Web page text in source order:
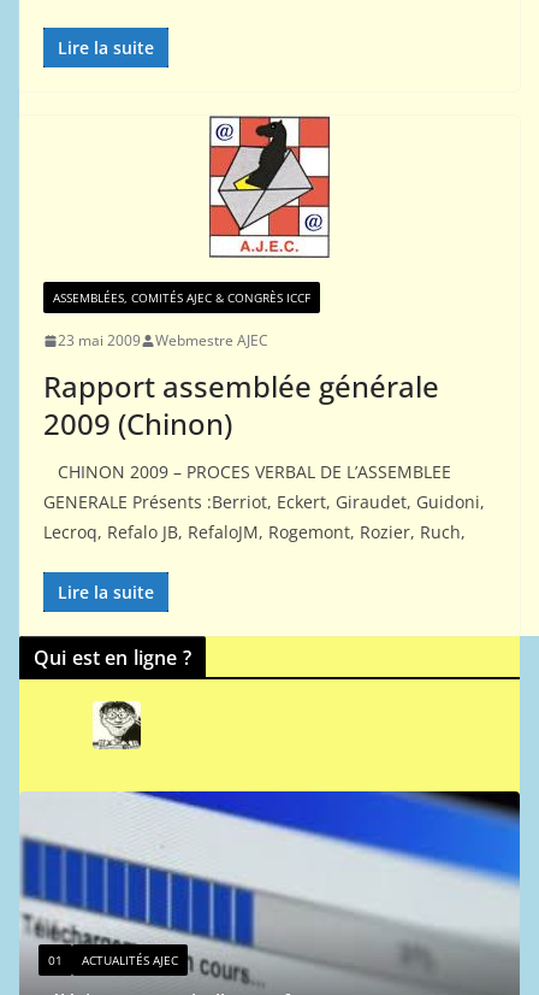
Lire la suite
ASSEMBLÉES, COMITÉS AJEC & CONGRÈS ICCF
23 mai 2009 Webmestre AJEC
Rapport assemblée générale
2009 (Chinon)
CHINON 2009 – PROCES VERBAL DE L’ASSEMBLEE
GENERALE Présents :Berriot, Eckert, Giraudet, Guidoni,
Lecroq, Refalo JB, RefaloJM, Rogemont, Rozier, Ruch,
Lire la suite
Qui est en ligne ?
01 ACTUALITÉS AJEC